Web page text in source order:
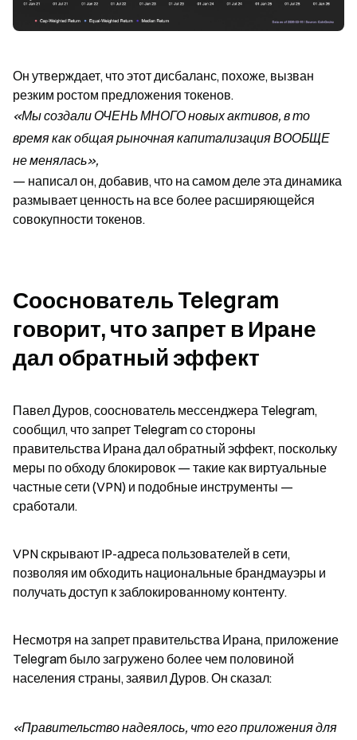
Он утверждает, что этот дисбаланс, похоже, вызван
резким ростом предложения токенов.
«Мы создали ОЧЕНЬ МНОГО новых активов, в то
время как общая рыночная капитализация ВООБЩЕ
не менялась»,
— написал он, добавив, что на самом деле эта динамика
размывает ценность на все более расширяющейся
совокупности токенов.
Сооснователь Telegram
говорит, что запрет в Иране
дал обратный эффект
Павел Дуров, сооснователь мессенджера Telegram,
сообщил, что запрет Telegram со стороны
правительства Ирана дал обратный эффект, поскольку
меры по обходу блокировок — такие как виртуальные
частные сети (VPN) и подобные инструменты —
сработали.
VPN скрывают IP-адреса пользователей в сети,
позволяя им обходить национальные брандмауэры и
получать доступ к заблокированному контенту.
Несмотря на запрет правительства Ирана, приложение
Telegram было загружено более чем половиной
населения страны, заявил Дуров. Он сказал:
«Правительство надеялось, что его приложения для